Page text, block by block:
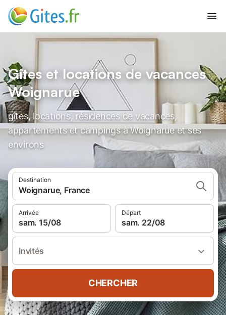
Gîtes et locations de vacances
Woignarue
gîtes, locations, résidences de vacances,
appartements et campings à Woignarue et ses
environs
Destination
Woignarue, France
Arrivée
sam. 15/08
Départ
sam. 22/08
Invités
CHERCHER